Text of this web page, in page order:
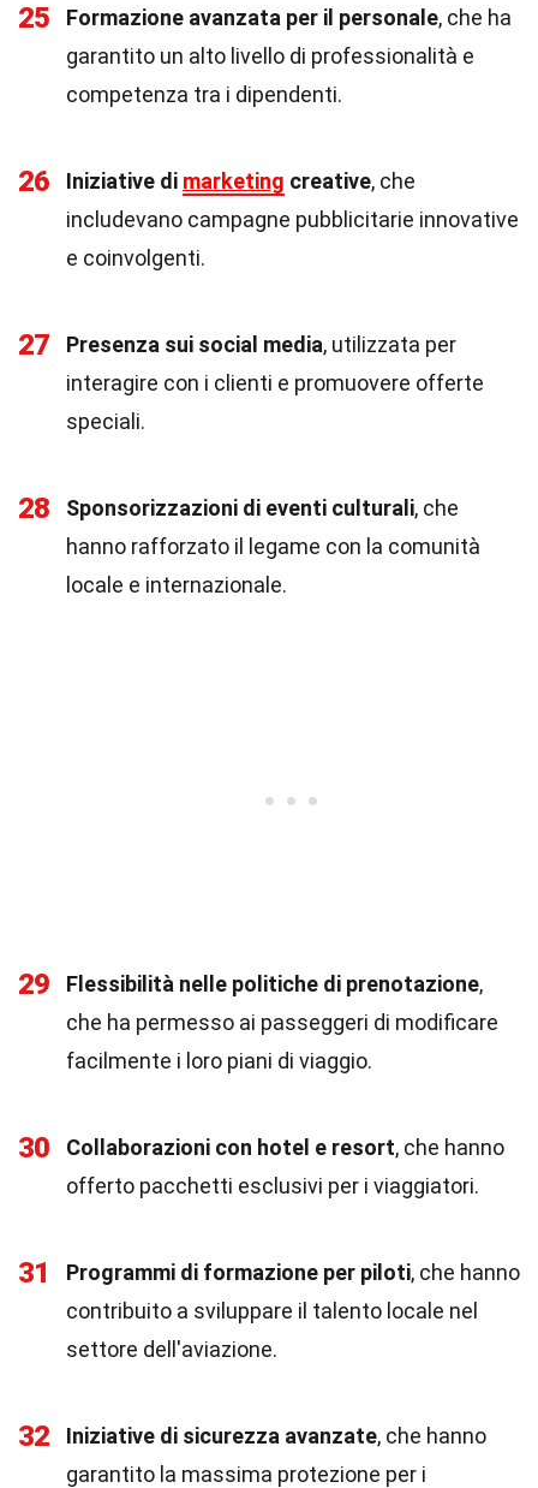
25 Formazione avanzata per il personale, che ha
garantito un alto livello di professionalità e
competenza tra i dipendenti.
26 Iniziative di marketing creative, che
includevano campagne pubblicitarie innovative
e coinvolgenti.
27 Presenza sui social media, utilizzata per
interagire con i clienti e promuovere offerte
speciali.
28 Sponsorizzazioni di eventi culturali, che
hanno rafforzato il legame con la comunità
locale e internazionale.
29 Flessibilità nelle politiche di prenotazione,
che ha permesso ai passeggeri di modificare
facilmente i loro piani di viaggio.
30 Collaborazioni con hotel e resort, che hanno
offerto pacchetti esclusivi per i viaggiatori.
31 Programmi di formazione per piloti, che hanno
contribuito a sviluppare il talento locale nel
settore dell'aviazione.
32 Iniziative di sicurezza avanzate, che hanno
garantito la massima protezione per i